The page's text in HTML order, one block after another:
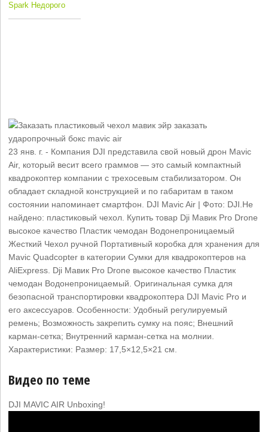
Spark Недорого
23 янв. г. - Компания DJI представила свой новый дрон Mavic
Air, который весит всего граммов — это самый компактный
квадрокоптер компании с трехосевым стабилизатором. Он
обладает складной конструкцией и по габаритам в таком
состоянии напоминает смартфон. DJI Mavic Air | Фото: DJI.Не
найдено: пластиковый ‎чехол. Купить товар Dji Мавик Pro Drone
высокое качество Пластик чемодан Водонепроницаемый
Жесткий Чехол ручной Портативный коробка для хранения для
Mavic Quadcopter в категории Сумки для квадрокоптеров на
AliExpress. Dji Мавик Pro Drone высокое качество Пластик
чемодан Водонепроницаемый. Оригинальная сумка для
безопасной транспортировки квадрокоптера DJI Mavic Pro и
его аксессуаров. Особенности: Удобный регулируемый
ремень; Возможность закрепить сумку на пояс; Внешний
карман-сетка; Внутренний карман-сетка на молнии.
Характеристики: Размер: 17,5×12,5×21 см.
Видео по теме
DJI MAVIC AIR Unboxing!